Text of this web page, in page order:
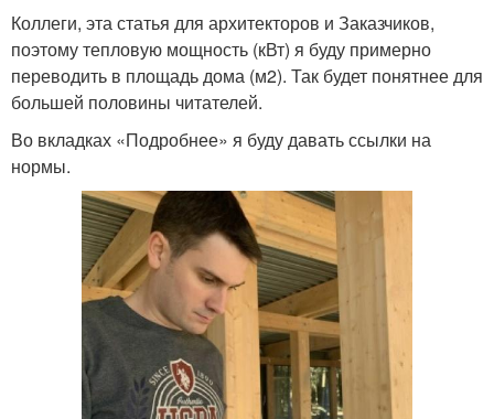
Коллеги, эта статья для архитекторов и Заказчиков,
поэтому тепловую мощность (кВт) я буду примерно
переводить в площадь дома (м2). Так будет понятнее для
большей половины читателей.
Во вкладках «Подробнее» я буду давать ссылки на
нормы.